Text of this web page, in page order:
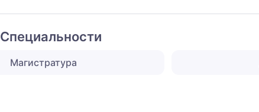
Специальности
Магистратура